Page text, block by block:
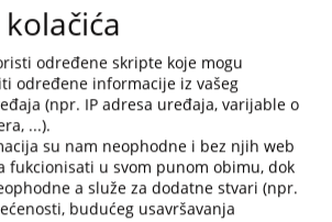
najavu budućih događanja važnih za
pitanja prikazuje pitanja i odgovore koji su
a vezana su za rad suda ili druge aktivnosti
prikazuje detaljne informacije o suđenjima u
period.
određene skripte koje mogu
određene informacije iz vašeg
(npr. IP adresa uređaja, varijable o
...).
su nam neophodne i bez njih web
fukcionisati u svom punom obimu, dok
a služe za dodatne stvari (npr.
budućeg usavršavanja